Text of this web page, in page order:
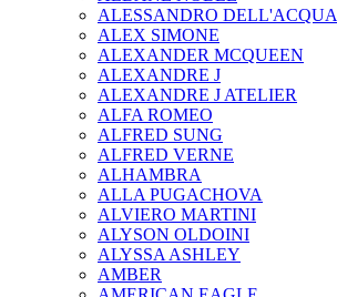
ALESSANDRO DELL'ACQUA
ALEX SIMONE
ALEXANDER MCQUEEN
ALEXANDRE J
ALEXANDRE J ATELIER
ALFA ROMEO
ALFRED SUNG
ALFRED VERNE
ALHAMBRA
ALLA PUGACHOVA
ALVIERO MARTINI
ALYSON OLDOINI
ALYSSA ASHLEY
AMBER